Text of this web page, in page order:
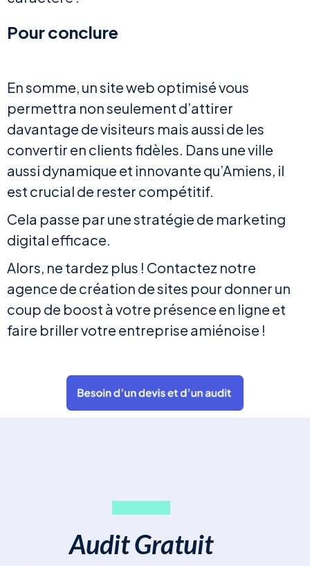
Pour conclure
En somme, un site web optimisé vous
permettra non seulement d’attirer
davantage de visiteurs mais aussi de les
convertir en clients fidèles. Dans une ville
aussi dynamique et innovante qu’Amiens, il
est crucial de rester compétitif.
Cela passe par une stratégie de marketing
digital efficace.
Alors, ne tardez plus ! Contactez notre
agence de création de sites pour donner un
coup de boost à votre présence en ligne et
faire briller votre entreprise amiénoise !
Audit Gratuit